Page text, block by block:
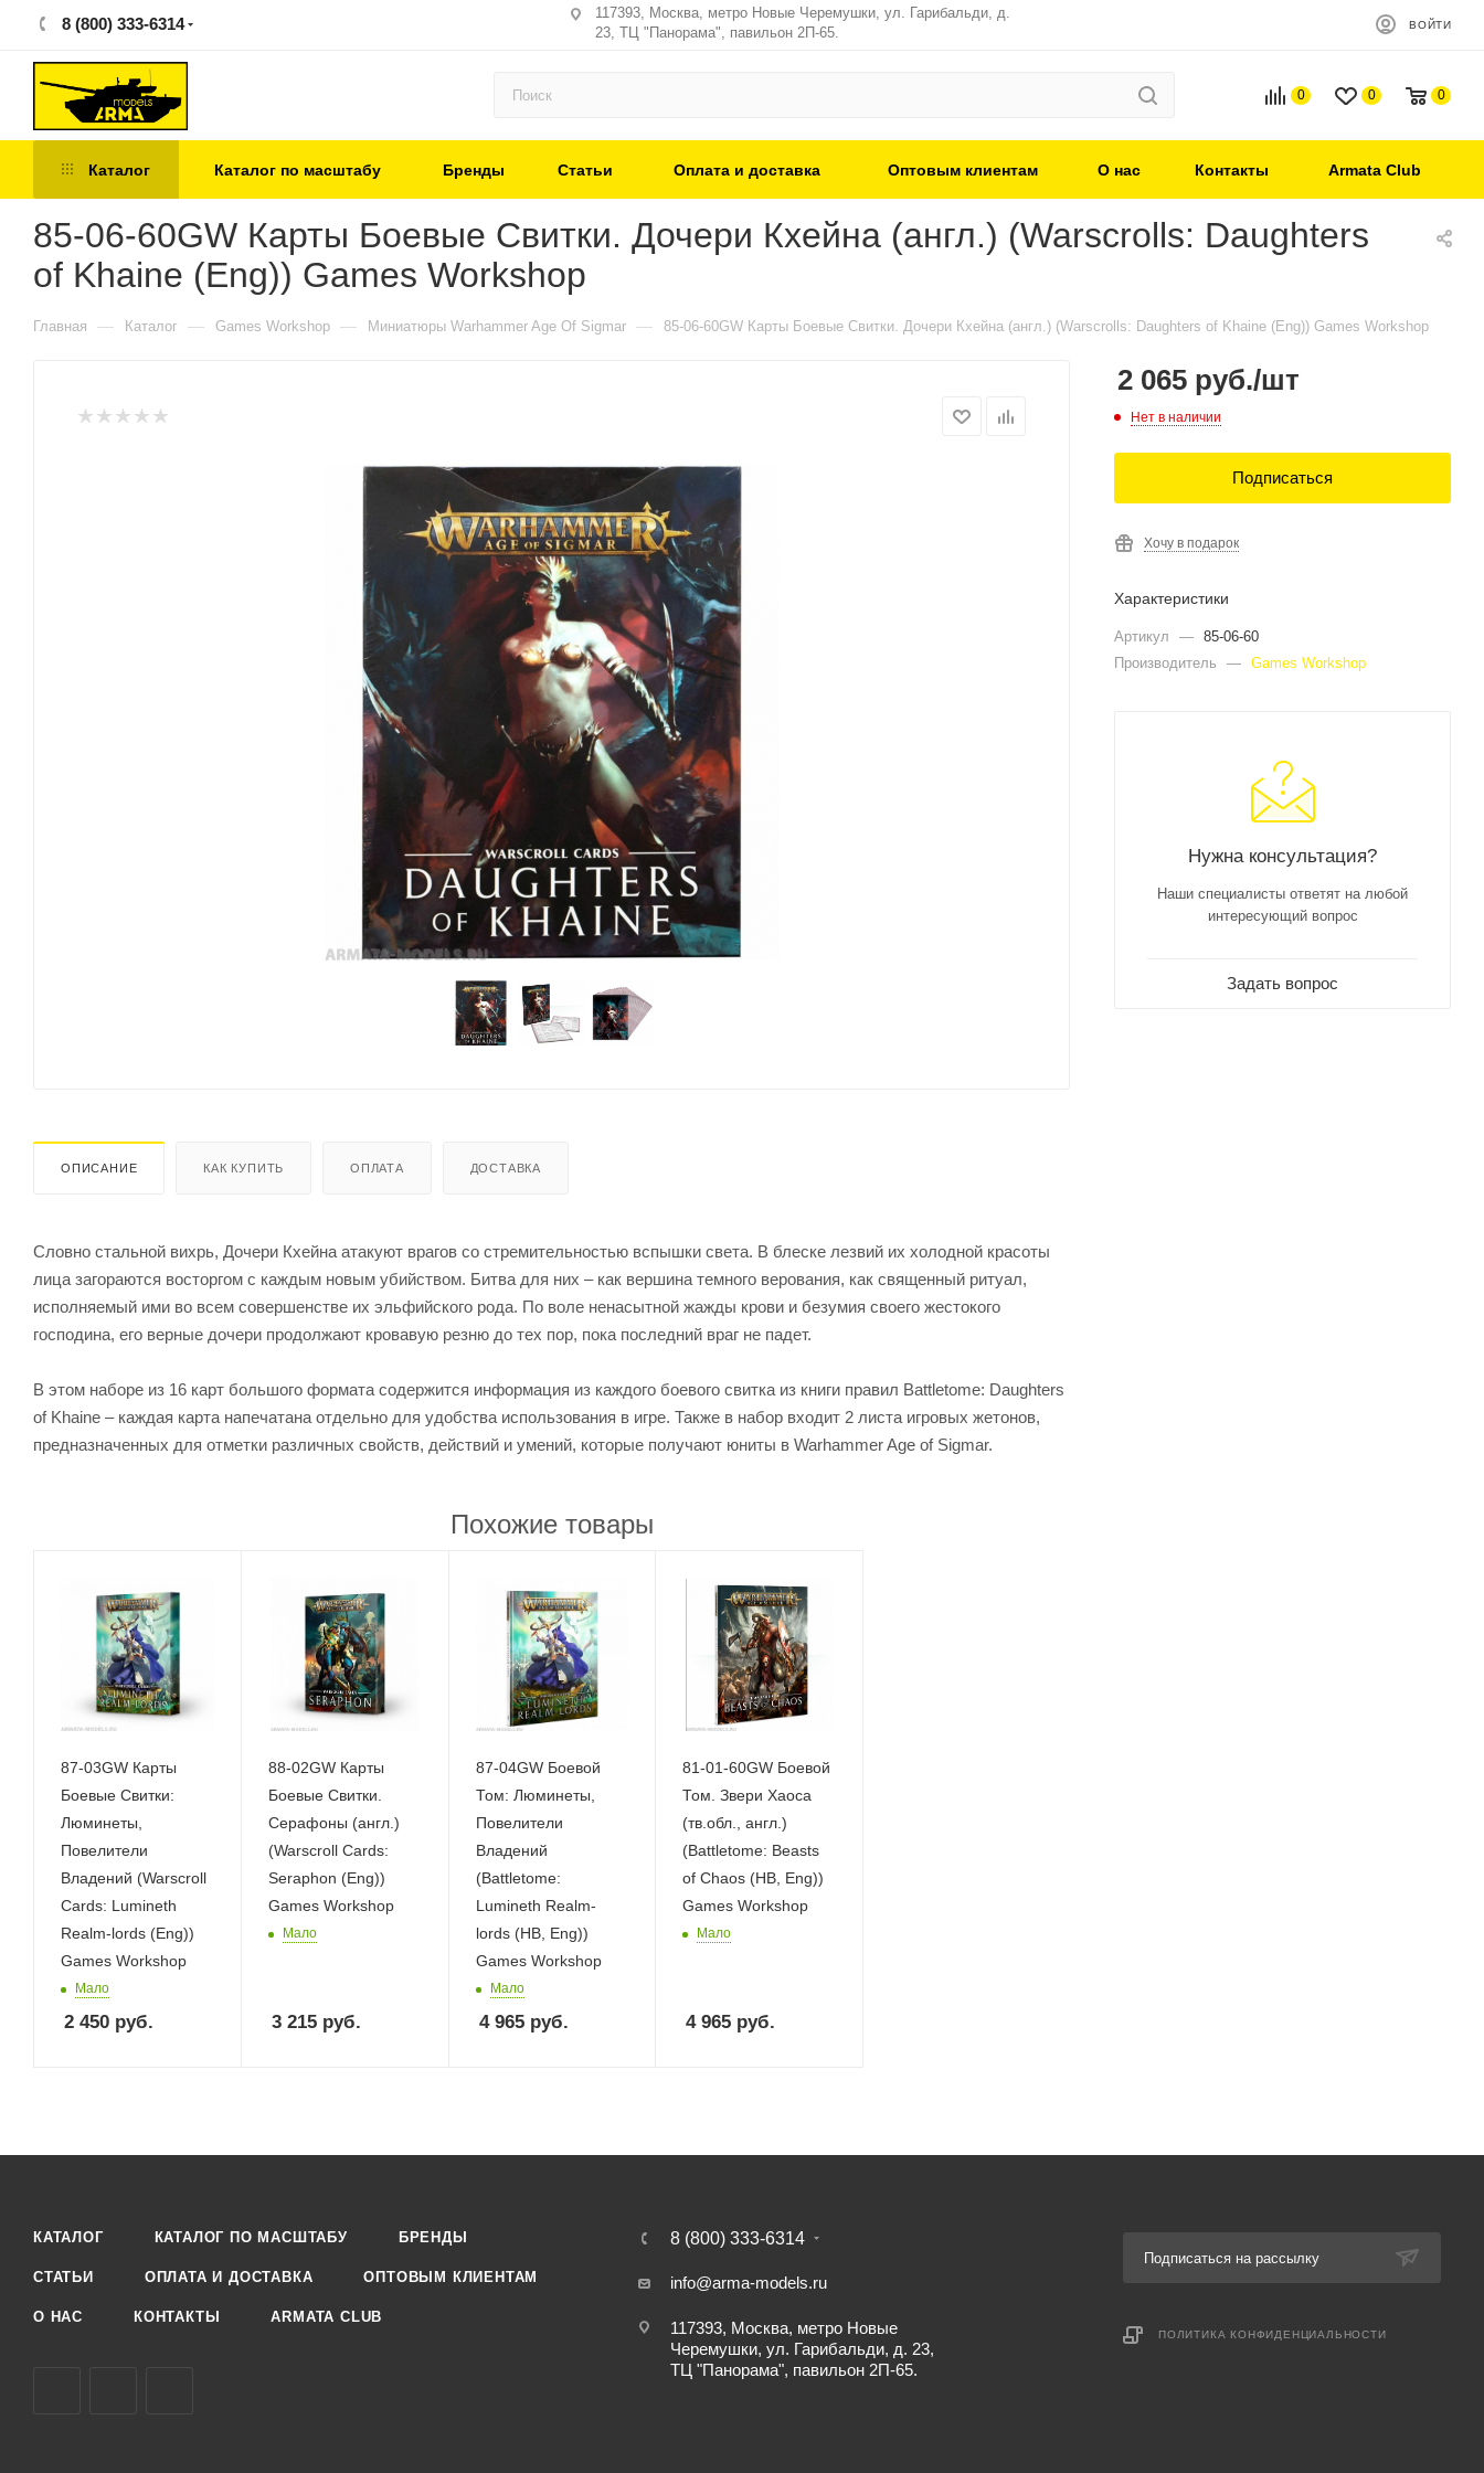
8 (800) 333-6314
117393, Москва, метро Новые Черемушки, ул. Гарибальди, д.
23, ТЦ "Панорама", павильон 2П-65.
ВОЙТИ
0 0 0
Каталог Каталог по масштабу Бренды Статьи Оплата и доставка Оптовым клиентам О нас Контакты Armata Club
85-06-60GW Карты Боевые Свитки. Дочери Кхейна (англ.) (Warscrolls: Daughters
of Khaine (Eng)) Games Workshop
Главная — Каталог — Games Workshop — Миниатюры Warhammer Age Of Sigmar — 85-06-60GW Карты Боевые Свитки. Дочери Кхейна (англ.) (Warscrolls: Daughters of Khaine (Eng)) Games Workshop
ОПИСАНИЕ КАК КУПИТЬ ОПЛАТА ДОСТАВКА
Словно стальной вихрь, Дочери Кхейна атакуют врагов со стремительностью вспышки света. В блеске лезвий их холодной красоты
лица загораются восторгом с каждым новым убийством. Битва для них – как вершина темного верования, как священный ритуал,
исполняемый ими во всем совершенстве их эльфийского рода. По воле ненасытной жажды крови и безумия своего жестокого
господина, его верные дочери продолжают кровавую резню до тех пор, пока последний враг не падет.
В этом наборе из 16 карт большого формата содержится информация из каждого боевого свитка из книги правил Battletome: Daughters
of Khaine – каждая карта напечатана отдельно для удобства использования в игре. Также в набор входит 2 листа игровых жетонов,
предназначенных для отметки различных свойств, действий и умений, которые получают юниты в Warhammer Age of Sigmar.
Похожие товары
87-03GW Карты
Боевые Свитки:
Люминеты,
Повелители
Владений (Warscroll
Cards: Lumineth
Realm-lords (Eng))
Games Workshop
Мало
2 450 руб.
88-02GW Карты
Боевые Свитки.
Серафоны (англ.)
(Warscroll Cards:
Seraphon (Eng))
Games Workshop
Мало
3 215руб.
87-04GW Боевой
Том: Люминеты,
Повелители
Владений
(Battletome:
Lumineth Realm-
lords (HB, Eng))
Games Workshop
Мало
4 965руб.
81-01-60GW Боевой
Том. Звери Хаоса
(тв.обл., англ.)
(Battletome: Beasts
of Chaos (HB, Eng))
Games Workshop
Мало
4 965 руб.
2 065 руб./шт
Нет в наличии
Подписаться
Хочу в подарок
Характеристики
Артикул — 85-06-60
Производитель
— Games Workshop
Нужна консультация?
Наши специалисты ответят на любой
интересующий вопрос
Задать вопрос
КАТАЛОГ КАТАЛОГ ПО МАСШТАБУ БРЕНДЫ
СТАТЬИ ОПЛАТА И ДОСТАВКА ОПТОВЫМ КЛИЕНТАМ
О НАС КОНТАКТЫ ARMATA CLUB
8 (800) 333-6314
info@arma-models.ru
117393, Москва, метро Новые
Черемушки, ул. Гарибальди, д. 23,
ТЦ "Панорама", павильон 2П-65.
Подписаться на рассылку
ПОЛИТИКА КОНФИДЕНЦИАЛЬНОСТИ